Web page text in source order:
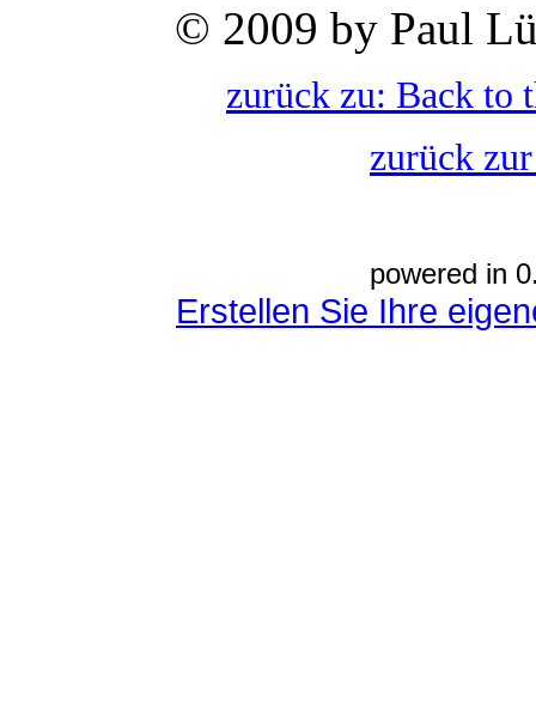
© 2009 by Paul
zurück zu: Back to
zurück
powered in
Erstellen Sie Ihre